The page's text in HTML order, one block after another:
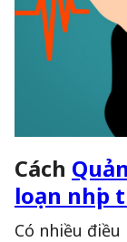
Cách
loạn nhịp
Có nhiều điều